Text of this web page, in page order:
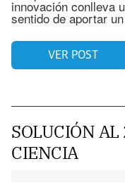
innovación conlleva
sentido de aportar
VER POST
SOLUCIÓN
CIENCIA